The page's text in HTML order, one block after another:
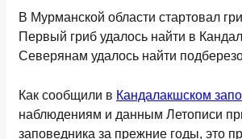
В Мурманской области стартовал
Первый гриб удалось найти в
Северянам удалось найти
Как сообщили в Кандалакшском
наблюдениям и данным Летописи
заповедника за прежние годы, это